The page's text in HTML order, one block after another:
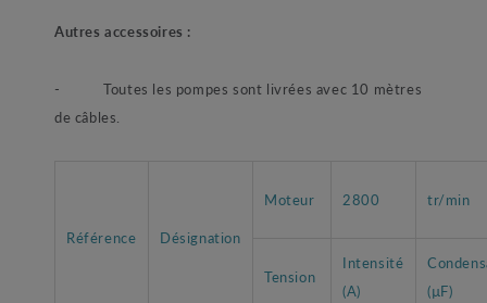
Autres accessoires :
- Toutes les pompes sont livrées avec 10 mètres
de câbles.
Référence Désignation
Moteur 2800 tr/min
Tension
Intensité
(A)
(µF)